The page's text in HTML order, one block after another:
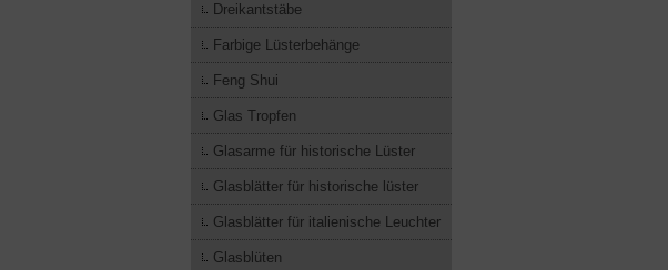
Dreikantstäbe
Farbige Lüsterbehänge
Feng Shui
Glas Tropfen
Glasarme für historische Lüster
Glasblätter für historische lüster
Glasblätter für italienische Leuchter
Glasblüten